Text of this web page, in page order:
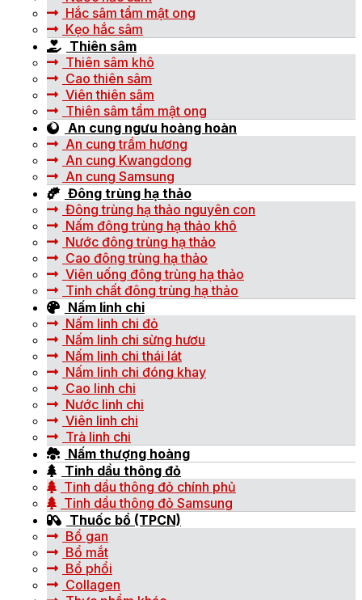
Hắc sâm tẩm mật ong
Kẹo hắc sâm
Thiên sâm
Thiên sâm khô
Cao thiên sâm
Viên thiên sâm
Thiên sâm tẩm mật ong
An cung ngưu hoàng hoàn
An cung trầm hương
An cung Kwangdong
An cung Samsung
Đông trùng hạ thảo
Đông trùng hạ thảo nguyên con
Nấm đông trùng hạ thảo khô
Nước đông trùng hạ thảo
Cao đông trùng hạ thảo
Viên uống đông trùng hạ thảo
Tinh chất đông trùng hạ thảo
Nấm linh chi
Nấm linh chi đỏ
Nấm linh chi sừng hươu
Nấm linh chi thái lát
Nấm linh chi đóng khay
Cao linh chi
Nước linh chi
Viên linh chi
Trà linh chi
Nấm thượng hoàng
Tinh dầu thông đỏ
Tinh dầu thông đỏ chính phủ
Tinh dầu thông đỏ Samsung
Thuốc bổ (TPCN)
Bổ gan
Bổ mắt
Bổ phổi
Collagen